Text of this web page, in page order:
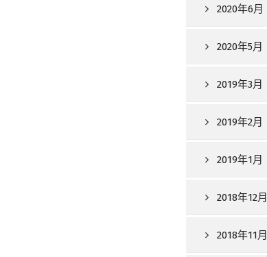
2020年6月
2020年5月
2019年3月
2019年2月
2019年1月
2018年12月
2018年11月